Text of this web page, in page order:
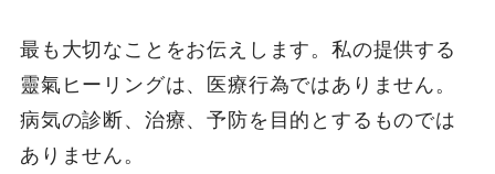
最も大切なことをお伝えします。私の提供する
靈氣ヒーリングは、医療行為ではありません。
病気の診断、治療、予防を目的とするものでは
ありません。